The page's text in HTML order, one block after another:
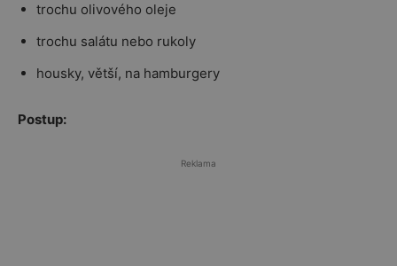
trochu olivového oleje
trochu salátu nebo rukoly
housky, větší, na hamburgery
Postup:
Reklama